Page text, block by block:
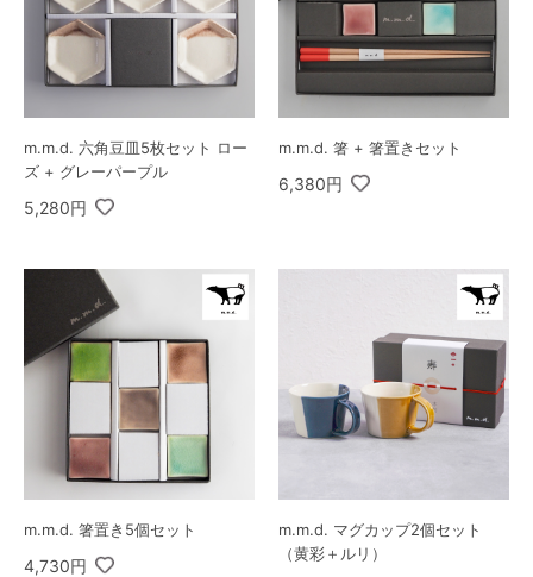
m.m.d. 六角豆皿5枚セット ロー
ズ + グレーパープル
5,280円
m.m.d. 箸 + 箸置きセット
6,380円
m.m.d. 箸置き5個セット
4,730円
m.m.d. マグカップ2個セット
（黄彩＋ルリ）